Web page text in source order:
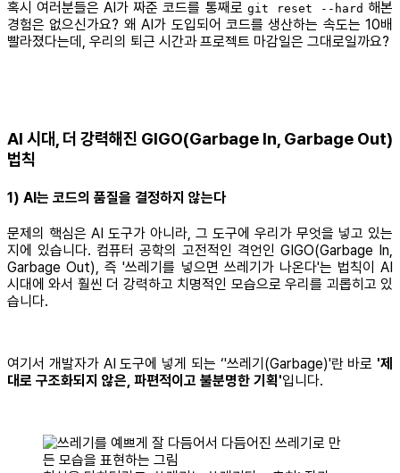
혹시 여러분들은 AI가 짜준 코드를 통째로 git reset --hard 해본
경험은 없으신가요? 왜 AI가 도입되어 코드를 생산하는 속도는 10배
빨라졌다는데, 우리의 퇴근 시간과 프로젝트 마감일은 그대로일까요?
AI 시대, 더 강력해진 GIGO(Garbage In, Garbage Out)
법칙
1) AI는 코드의 품질을 결정하지 않는다
문제의 핵심은 AI 도구가 아니라, 그 도구에 우리가 무엇을 넣고 있는
지에 있습니다. 컴퓨터 공학의 고전적인 격언인 GIGO(Garbage In,
Garbage Out), 즉 '쓰레기를 넣으면 쓰레기가 나온다'는 법칙이 AI
시대에 와서 훨씬 더 강력하고 치명적인 모습으로 우리를 괴롭히고 있
습니다.
여기서 개발자가 AI 도구에 넣게 되는 ‘'쓰레기(Garbage)'란 바로 '제
대로 구조화되지 않은, 파편적이고 불분명한 기획'입니다.